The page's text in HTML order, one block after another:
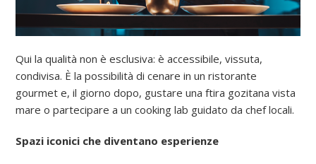
Qui la qualità non è esclusiva: è accessibile, vissuta,
condivisa. È la possibilità di cenare in un ristorante
gourmet e, il giorno dopo, gustare una ftira gozitana vista
mare o partecipare a un cooking lab guidato da chef locali.
Spazi iconici che diventano esperienze